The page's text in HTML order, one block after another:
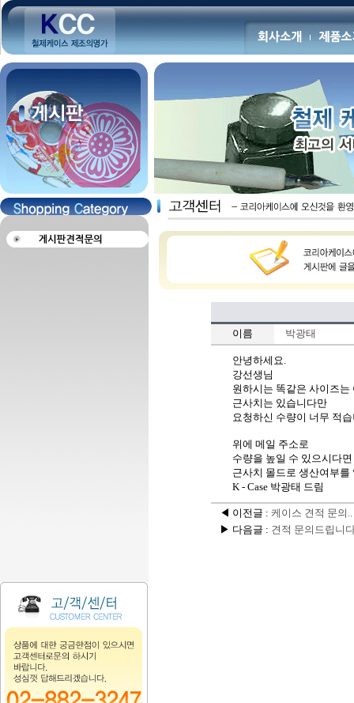
이름 박광태
안녕하세요.
강선생님
원하시는 똑같은 사이즈는
근사치는 있습니다만
요청하신 수량이 너무 적
위에 메일 주소로
수량을 높일 수 있으시다면
근사치 몰드로 생산여부를
K - Case 박광태 드림
◀ 이전글 : 케이스 견적 문의..
▶ 다음글 : 견적 문의드립니